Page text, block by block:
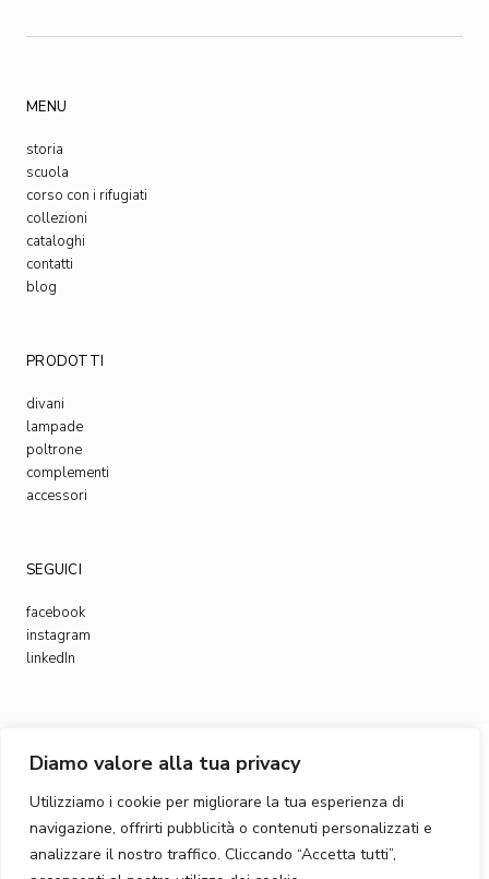
Diamo valore alla tua privacy
Utilizziamo i cookie per migliorare la tua esperienza di
navigazione, offrirti pubblicità o contenuti personalizzati e
analizzare il nostro traffico. Cliccando “Accetta tutti”,
MENU
storia
scuola
corso con i rifugiati
collezioni
cataloghi
contatti
blog
PRODOTTI
divani
lampade
poltrone
complementi
accessori
SEGUICI
facebook
instagram
linkedIn
© 2023 Bottega Intreccio